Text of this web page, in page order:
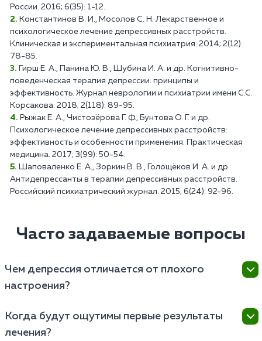
России. 2016; 6(35): 1-12.
Константинов В. И., Мосолов С. Н. Лекарственное и
психологическое лечение депрессивных расстройств.
Клиническая и экспериментальная психиатрия. 2014; 2(12):
78-85.
Гирш Е. А., Панина Ю. В., Шубина И. А. и др. Когнитивно-
поведенческая терапия депрессии: принципы и
эффективность. Журнал неврологии и психиатрии имени С.С.
Корсакова. 2018; 2(118): 89-95.
Рыжак Е. А., Чистозёрова Г. Ф., Бунтова О. Г. и др.
Психологическое лечение депрессивных расстройств:
эффективность и особенности применения. Практическая
медицина. 2017; 3(99): 50-54.
Шаповаленко Е. А., Зоркин В. В., Голощёков И. А. и др.
Антидепрессанты в терапии депрессивных расстройств.
Российский психиатрический журнал. 2015; 6(24): 92-96.
Часто задаваемые вопросы
Чем депрессия отличается от плохого
настроения?
симптомов (более двух недель), более интенсивным
и устойчивым нарушением настроения. Она может
Когда будут ощутимы первые результаты
лечения?